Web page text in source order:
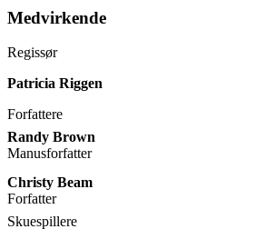
Medvirkende
Regissør
Patricia Riggen
Forfattere
Randy Brown
Manusforfatter
Christy Beam
Forfatter
Skuespillere